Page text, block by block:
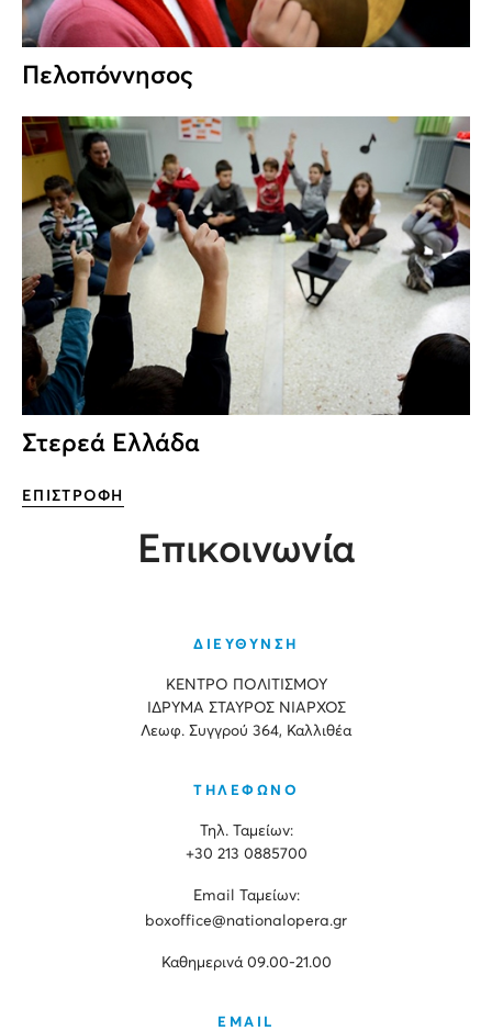
Πελοπόννησος
Στερεά Ελλάδα
ΕΠΙΣΤΡΟΦΗ
Επικοινωνία
ΔΙΕΥΘΥΝΣΗ
ΚΕΝΤΡΟ ΠΟΛΙΤΙΣΜΟΥ
ΙΔΡΥΜΑ ΣΤΑΥΡΟΣ ΝΙΑΡΧΟΣ
Λεωφ. Συγγρού 364, Καλλιθέα
ΤΗΛΕΦΩΝΟ
Τηλ. Ταμείων:
+30 213 0885700
Εmail Ταμείων:
boxoffice@nationalopera.gr
Καθημερινά 09.00-21.00
EMAIL